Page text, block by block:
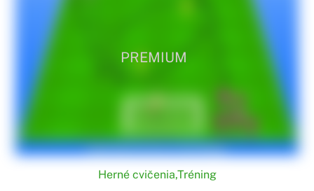
PREMIUM
Herné cvičenia,Tréning